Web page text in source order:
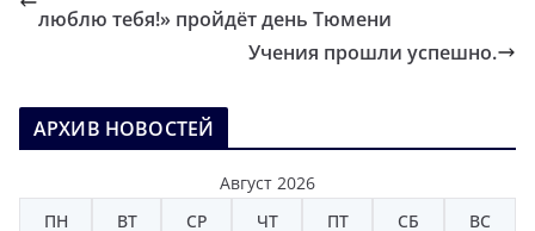
люблю тебя!» пройдёт день Тюмени
Учения прошли успешно.
АРХИВ НОВОСТЕЙ
Август 2026
ПН
ВТ СР ЧТ ПТ СБ ВС